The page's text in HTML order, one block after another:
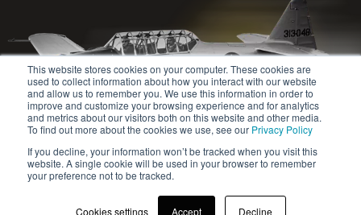
This website stores cookies on your computer. These cookies are
used to collect information about how you interact with our website
and allow us to remember you. We use this information in order to
improve and customize your browsing experience and for analytics
and metrics about our visitors both on this website and other media.
To find out more about the cookies we use, see our Privacy Policy
If you decline, your information won’t be tracked when you visit this
website. A single cookie will be used in your browser to remember
your preference not to be tracked.
Cookies settings Accept Decline
© 2020-2024 Safety Jogger All rights reserved
Site map
Datenschutz-Bestimmungen